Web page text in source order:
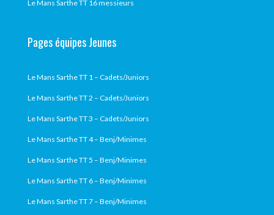
Le Mans Sarthe TT 16 messieurs
Pages équipes Jeunes
Le Mans Sarthe TT 1 – Cadets/Juniors
Le Mans Sarthe TT 2 – Cadets/Juniors
Le Mans Sarthe TT 3 – Cadets/Juniors
Le Mans Sarthe TT 4 – Benj/Minimes
Le Mans Sarthe TT 5 – Benj/Minimes
Le Mans Sarthe TT 6 – Benj/Minimes
Le Mans Sarthe TT 7 – Benj/Minimes